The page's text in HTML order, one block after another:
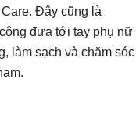
Đây cũng là
đưa tới tay phụ nữ
làm sạch và chăm sóc